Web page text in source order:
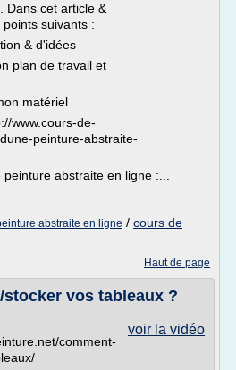
Dans cet article &
suivants :
& d'idées
plan de travail et
matériel
www.cours-de-
peinture-abstraite-
abstraite en ligne :...
abstraite en ligne / cours de
Haut de page
vos tableaux ?
voir la vidéo
comment-